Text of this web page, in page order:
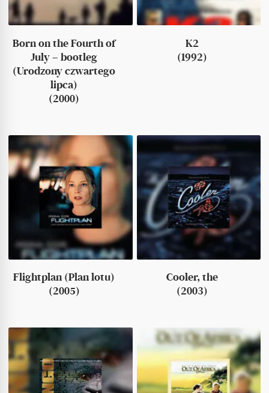
Born on the Fourth of
July – bootleg
(Urodzony czwartego
lipca)
(2000)
K2
(1992)
Flightplan (Plan lotu)
(2005)
Cooler, the
(2003)